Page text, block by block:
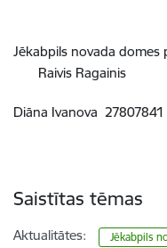
Jēkabpils
Raivis Ragainis
Diāna Ivanova 27807841
Saistītas tēmas
Aktualitātes: Jēkabpils